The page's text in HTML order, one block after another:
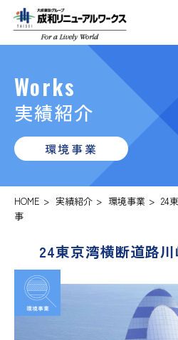
Works
実績紹介
環境事業
HOME > 実績紹介 > 環境事業 > 24
事
24東京湾横断道路